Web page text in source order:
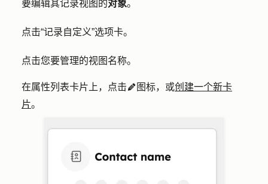
要编辑其记录视图的对象。
点击“记录自定义”选项卡。
点击您要管理的视图 名称。
在属性列表卡片上，点击edit 图标，或创建一个新卡
片。